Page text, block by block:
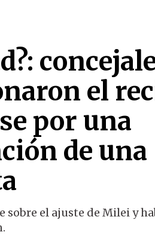
el
por una
de una
sobre el ajuste de Milei y